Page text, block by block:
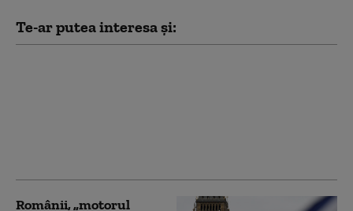
Te-ar putea interesa și:
Românii, „motorul